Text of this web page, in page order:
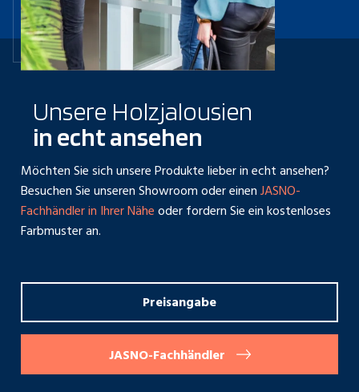
Unsere Holzjalousien
in echt ansehen
Möchten Sie sich unsere Produkte lieber in echt ansehen?
Besuchen Sie unseren Showroom oder einenJASNO-
Fachhändler in Ihrer Näheoder fordern Sie ein kostenloses
Farbmuster an.
Preisangabe
JASNO-Fachhändler